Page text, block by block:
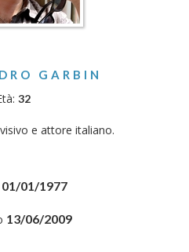
GARBIN
32
e attore italiano.
01/01/1977
13/06/2009